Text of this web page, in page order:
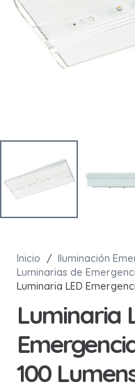
Inicio / Iluminación
Luminarias de
Luminaria LED
Luminaria
100